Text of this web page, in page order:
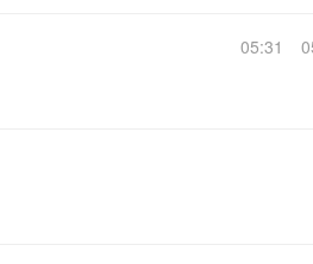
05:31